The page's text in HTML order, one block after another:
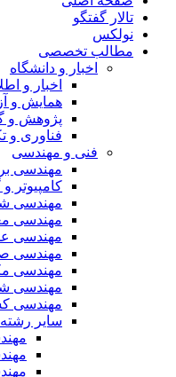
تالار گفتگو
نولکس
مطالب تخصصی
اخبار و دانشگاه
اخبار و
همایش و
پژوهش و
فناوری و
فنی و مهندسی
مهندسی برق
کامپیوتر و
مهندسی
مهندسی
مهندسی عمران
مهندسی صنایع
مهندسی
مهندسی شیمی
مهندسی
سایر رشته
مهندسی
مهندسی